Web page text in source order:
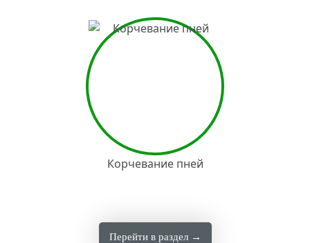
Корчевание пней
Перейти в раздел →